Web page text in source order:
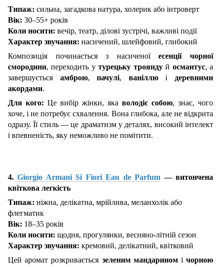
Типаж: сильна, загадкова натура, холерик або інтроверт
Вік: 30–55+ років
Коли носити: вечір, театр, ділові зустрічі, важливі події
Характер звучання: насичений, шлейфовий, глибокий
Композиція починається з насиченоїесенції чорної
смородини, переходить утурецьку трояндуй османтус, а
завершується амброю,пачулі, ваніллюі деревними
акордами.
Для кого: Це вибір жінки, яка володіє собою, знає, чого
хоче, і не потребує схвалення. Вона глибока, але не відкрита
одразу. Її стиль — це драматизм у деталях, високий інтелект
і впевненість, яку неможливо не помітити.
4.Giorgio Armani Si Fiori Eau de Parfum — витончена
квіткова легкість
Типаж: ніжна, делікатна, мрійлива, меланхолік або
флегматик
Вік: 18–35 років
Коли носити: щодня, прогулянки, весняно-літній сезон
Характер звучання: кремовий, делікатний, квітковий
Цей аромат розкривається зеленим мандариномічорною